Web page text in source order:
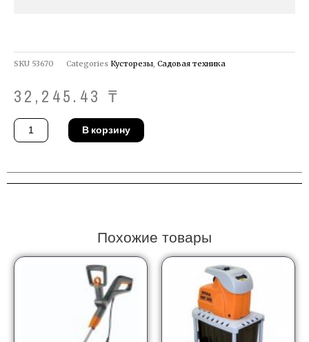
SKU 53670 Categories Кусторезы, Садовая техника
32,245.43 ₸
Количество
товара
Кусторез
В корзину
Похожие товары